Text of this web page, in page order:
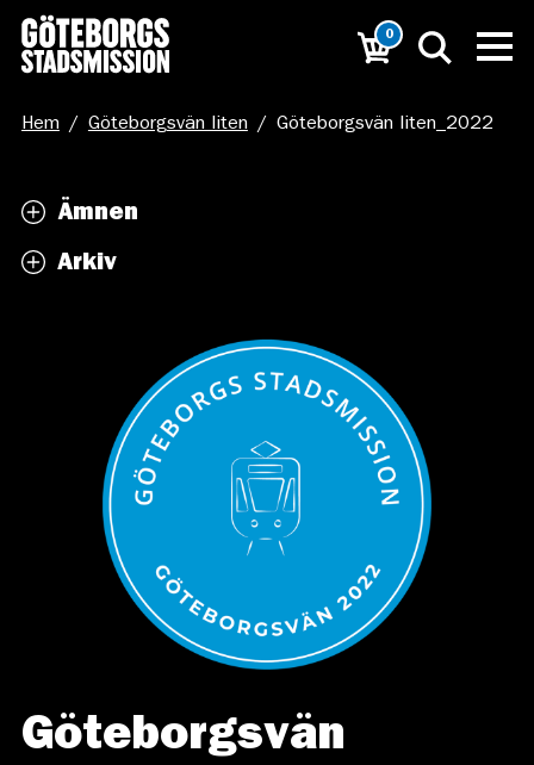
0
Hem / Göteborgsvän liten / Göteborgsvän liten_2022
Ämnen
Arkiv
Göteborgsvän